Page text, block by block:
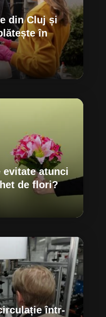
din Cluj și
în
evitate atunci
de flori?
într-